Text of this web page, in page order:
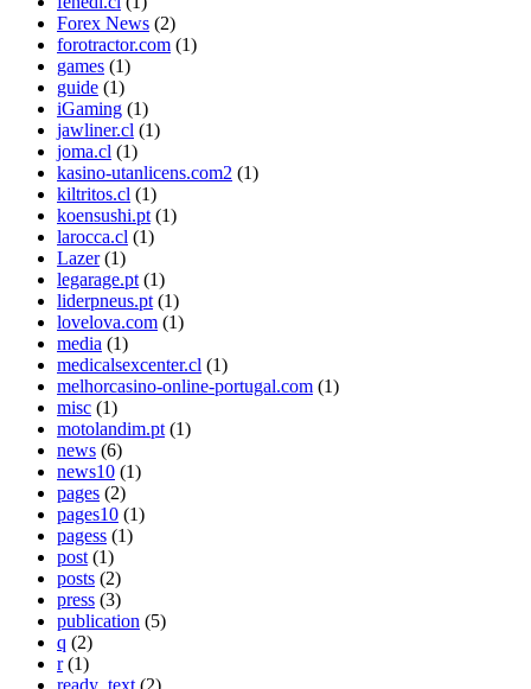
Forex News (2)
forotractor.com (1)
games (1)
guide (1)
iGaming (1)
jawliner.cl (1)
joma.cl (1)
kasino-utanlicens.com2 (1)
kiltritos.cl (1)
koensushi.pt (1)
larocca.cl (1)
Lazer(1)
legarage.pt (1)
liderpneus.pt (1)
lovelova.com (1)
media (1)
medicalsexcenter.cl (1)
melhorcasino-online-portugal.com (1)
misc (1)
motolandim.pt (1)
news (6)
news10 (1)
pages (2)
pages10 (1)
pagess (1)
post (1)
posts (2)
press (3)
publication (5)
q (2)
r(1)
ready_text (2)